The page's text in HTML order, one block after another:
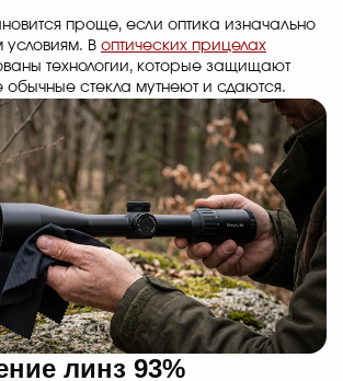
проще, если оптика изначально
условиям. В оптических прицелах
технологии, которые защищают
обычные стекла мутнеют и сдаются.
линз 93%